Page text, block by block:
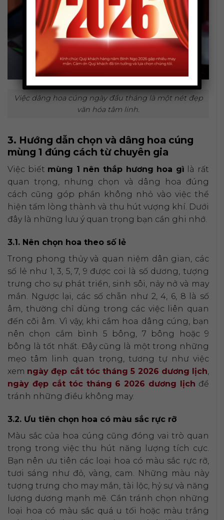
Việc dâng hoa cúng ngày đầu tháng là một nét đẹp
văn hóa tâm linh.
3. Hướng dẫn chọn và dâng hoa cúng
mùng 1 đúng cách từ chuyên gia
Việc biết mùng 1 nên thắp hương hoa gì là rất
quan trọng, nhưng chọn và dâng hoa đúng
cách cũng góp phần không nhỏ vào việc thể
hiện tấm lòng thành và thu hút vượng khí. Dưới
đây là những lưu ý quan trọng bạn cần ghi nhớ.
3.1. Nên chọn hoa theo số lẻ
Trong phong thủy và quan niệm dân gian, các
số lẻ như 1, 3, 5, 7, 9 được coi là số dương, tượng
trưng cho sự phát triển, sinh sôi, nảy nở và may
mắn. Ngược lại, các số chẵn như 2, 4, 6, 8 là số
âm, thường chỉ dùng trong các việc liên quan
đến cõi âm. Vì vậy, khi cắm hoa dâng cúng, bạn
nên chọn cắm bình 5 bông, 7 bông hoặc 9
bông là tốt nhất. Đây cũng là một trong những
mẹo tâm linh quan trọng, tương tự như việc
xem ngày đẹp cắt tóc tháng 5 2026 dương lịch
ngày đẹp cắt tóc tháng 6 2026 dương lịch để
tránh những điều không may.
3.2. Ưu tiên chọn hoa có màu sắc rực rỡ
Màu sắc của hoa cúng cũng đóng vai trò quan
trọng trong việc thu hút năng lượng tích cực.
Bạn nên ưu tiên các loại hoa có màu sắc rực rỡ,
tươi sáng như đỏ, vàng, cam. Những màu này
tượng trưng cho may mắn, tài lộc, hỷ sự và năng
lượng dương mạnh mẽ. Cần tránh chọn những
loại hoa có màu sắc quá u tối hoặc màu trắng